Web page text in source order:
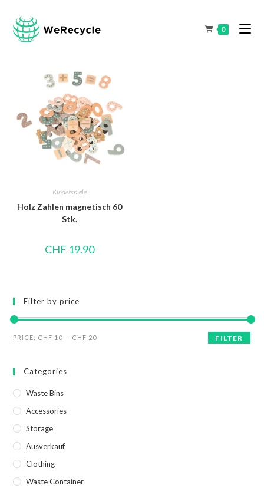
0
Kinderspiele
Holz Zahlen magnetisch 60
Stk.
CHF 19.90
Filter by price
FILTER
PRICE: CHF 10 — CHF 20
Categories
Waste Bins
Accessories
Storage
Ausverkauf
Clothing
Waste Container